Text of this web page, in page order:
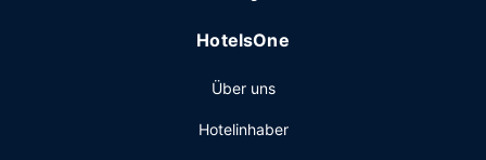
den 500 Quadratfuß (46 Quadratmeter) großen
Tagungsräume. Vor Ort gibt es Folgendes: Parken ohne
HotelsOne
Über uns
Hotelinhaber